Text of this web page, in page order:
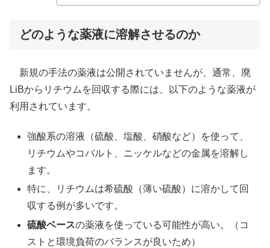
どのような薬液に溶解させるのか
新規の手法の薬液は公開されていませんが、通常、廃
LiBからリチウムを回収する際には、以下のような薬液が
利用されています。
強酸系の溶液（硫酸、塩酸、硝酸など）を使って、
リチウムやコバルト、ニッケルなどの金属を溶解し
ます。
特に、リチウムは希硫酸（薄い硫酸）に溶かして回
収する例が多いです。
硫酸ベースの薬液を使っている可能性が高い。（コ
ストと環境負荷のバランスが良いため）